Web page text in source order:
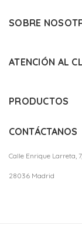
SOBRE
ATENCIÓN AL
PRODUCTOS
CONTÁCTANOS
Calle Enrique Larreta,
28036 Madrid